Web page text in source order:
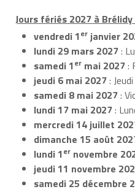
Jours fériés 2027 à Brélidy
vendredi 1er janvier
lundi 29 mars 2027:
samedi 1er mai 2027:
jeudi 6 mai 2027:
samedi 8 mai 2027:
lundi 17 mai 2027:
mercredi 14 juillet
dimanche 15 août
lundi 1er novembre
jeudi 11 novembre
samedi 25 décembre